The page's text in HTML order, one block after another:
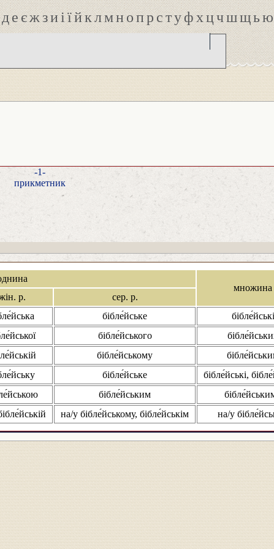
деєжзиіїйклмнопрстуфхцчшщью
-1-
прикметник
множина
р.
сер. р.
бібле́йське
бібле́йські
бібле́йського
бібле́йському
бібле́йське
бібле́йські,
бібле́йським
на/у бібле́йському, бібле́йськім на/у